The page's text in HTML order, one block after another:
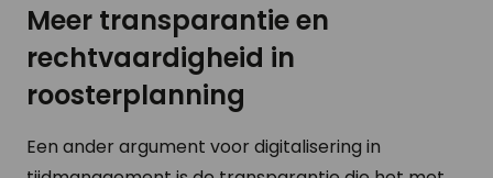
Meer transparantie en
rechtvaardigheid in
roosterplanning
Een ander argument voor digitalisering in